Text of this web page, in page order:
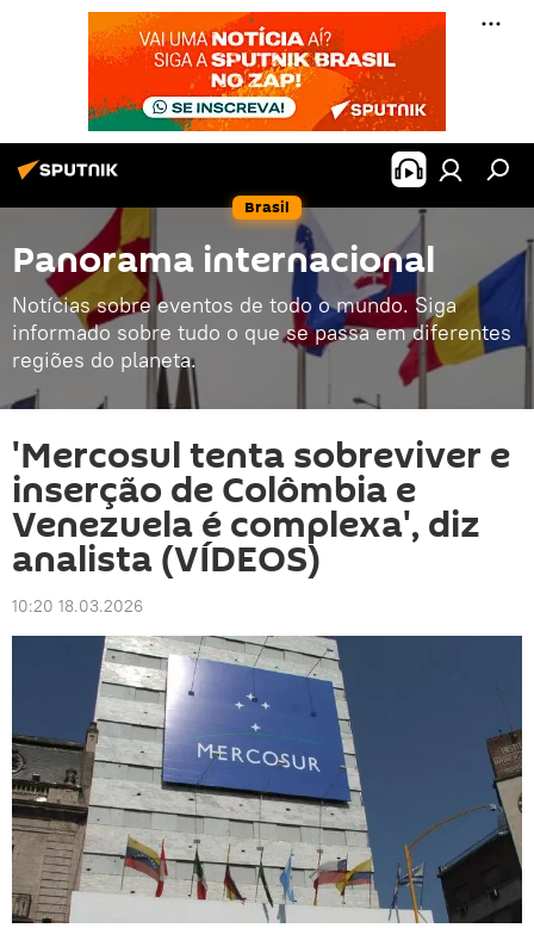
Brasil
Panorama internacional
Notícias sobre eventos de todo o mundo. Siga
informado sobre tudo o que se passa em diferentes
regiões do planeta.
'Mercosul tenta sobreviver e
inserção de Colômbia e
Venezuela é complexa', diz
analista (VÍDEOS)
10:20 18.03.2026